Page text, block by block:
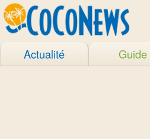
Actualité Guide